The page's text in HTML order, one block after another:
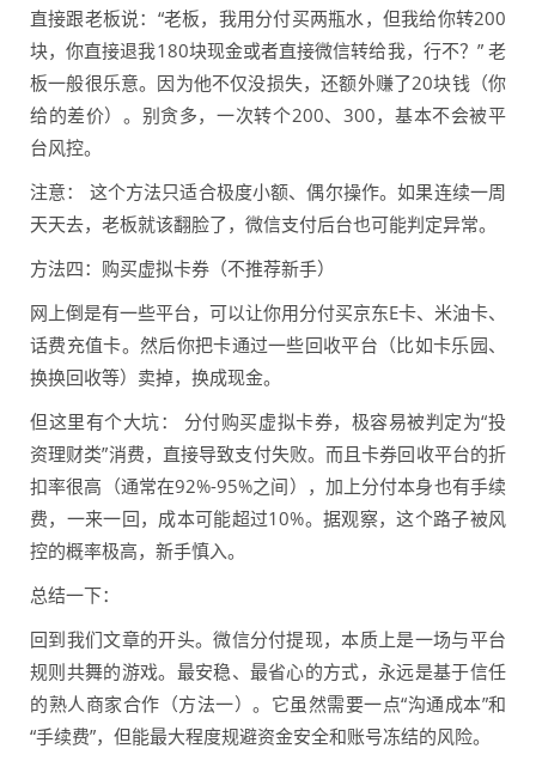
直接跟老板说：“老板，我用分付买两瓶水，但我给你转200
块，你直接退我180块现金或者直接微信转给我，行不？” 老
板一般很乐意。因为他不仅没损失，还额外赚了20块钱（你
给的差价）。别贪多，一次转个200、300，基本不会被平
台风控。
注意： 这个方法只适合极度小额、偶尔操作。如果连续一周
天天去，老板就该翻脸了，微信支付后台也可能判定异常。
方法四：购买虚拟卡券（不推荐新手）
网上倒是有一些平台，可以让你用分付买京东E卡、米油卡、
话费充值卡。然后你把卡通过一些回收平台（比如卡乐园、
换换回收等）卖掉，换成现金。
但这里有个大坑： 分付购买虚拟卡券，极容易被判定为“投
资理财类”消费，直接导致支付失败。而且卡券回收平台的折
扣率很高（通常在92%-95%之间），加上分付本身也有手续
费，一来一回，成本可能超过10%。据观察，这个路子被风
控的概率极高，新手慎入。
总结一下：
回到我们文章的开头。微信分付提现，本质上是一场与平台
规则共舞的游戏。最安稳、最省心的方式，永远是基于信任
的熟人商家合作（方法一）。它虽然需要一点“沟通成本”和
“手续费”，但能最大程度规避资金安全和账号冻结的风险。